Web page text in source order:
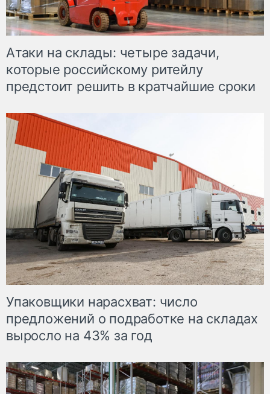
Атаки на склады: четыре задачи,
которые российскому ритейлу
предстоит решить в кратчайшие сроки
Упаковщики нарасхват: число
предложений о подработке на складах
выросло на 43% за год